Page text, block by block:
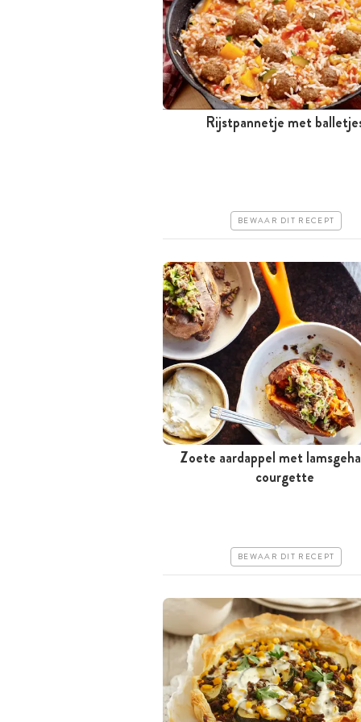
Rijstpannetje met
BEWAAR DIT RECEPT
Meer dan 1 uur
Zoete aardappel met
courgette
BEWAAR DIT RECEPT